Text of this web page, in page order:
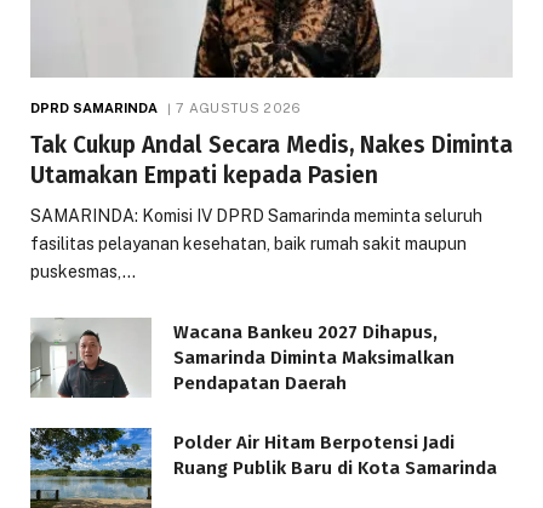
DPRD SAMARINDA 7 AGUSTUS 2026
Tak Cukup Andal Secara Medis, Nakes Diminta
Utamakan Empati kepada Pasien
SAMARINDA: Komisi IV DPRD Samarinda meminta seluruh
fasilitas pelayanan kesehatan, baik rumah sakit maupun
puskesmas,…
Wacana Bankeu 2027 Dihapus,
Samarinda Diminta Maksimalkan
Pendapatan Daerah
Polder Air Hitam Berpotensi Jadi
Ruang Publik Baru di Kota Samarinda